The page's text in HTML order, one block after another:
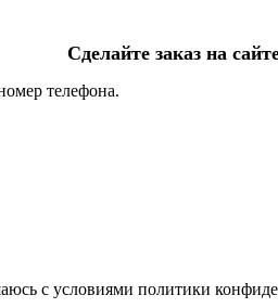
Сделайте заказ на
телефона.
с условиями политики